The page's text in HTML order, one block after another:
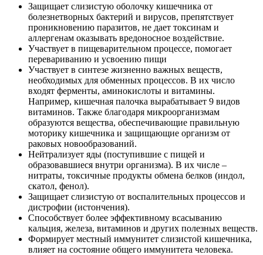
Защищает слизистую оболочку кишечника от
болезнетворных бактерий и вирусов, препятствует
проникновению паразитов, не дает токсинам и
аллергенам оказывать вредоносное воздействие.
Участвует в пищеварительном процессе, помогает
перевариванию и усвоению пищи
Участвует в синтезе жизненно важных веществ,
необходимых для обменных процессов. В их число
входят ферменты, аминокислоты и витамины.
Например, кишечная палочка вырабатывает 9 видов
витаминов. Также благодаря микроорганизмам
образуются вещества, обеспечивающие правильную
моторику кишечника и защищающие организм от
раковых новообразований.
Нейтрализует яды (поступившие с пищей и
образовавшиеся внутри организма). В их числе –
нитраты, токсичные продукты обмена белков (индол,
скатол, фенол).
Защищает слизистую от воспалительных процессов и
дистрофии (истончения).
Способствует более эффективному всасыванию
кальция, железа, витаминов и других полезных веществ.
Формирует местный иммунитет слизистой кишечника,
влияет на состояние общего иммунитета человека.